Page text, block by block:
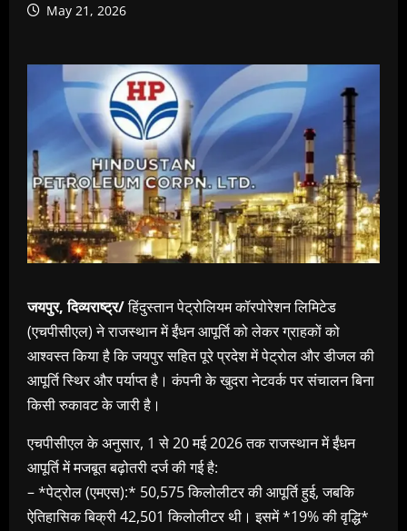
May 21, 2026
जयपुर, दिव्यराष्ट्र/हिंदुस्तान पेट्रोलियम कॉरपोरेशन लिमिटेड
(एचपीसीएल) ने राजस्थान में ईंधन आपूर्ति को लेकर ग्राहकों को
आश्वस्त किया है कि जयपुर सहित पूरे प्रदेश में पेट्रोल और डीजल की
आपूर्ति स्थिर और पर्याप्त है। कंपनी के खुदरा नेटवर्क पर संचालन बिना
किसी रुकावट के जारी है।
एचपीसीएल के अनुसार, 1 से 20 मई 2026 तक राजस्थान में ईंधन
आपूर्ति में मजबूत बढ़ोतरी दर्ज की गई है:
– *पेट्रोल (एमएस):* 50,575 किलोलीटर की आपूर्ति हुई, जबकि
ऐतिहासिक बिक्री 42,501 किलोलीटर थी। इसमें *19% की वृद्धि*